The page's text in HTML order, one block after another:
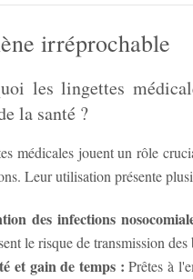
irréprochable
les lingettes
la santé ?
médicales jouent un rôle
Leur utilisation présente
des infections
le risque de transmission des
et gain de temps :